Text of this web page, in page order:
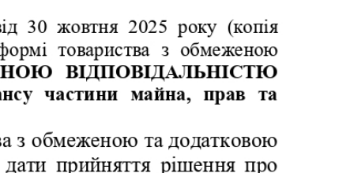
GERINGHOFF
ПЕРЕГЛЯНУТИ
178+ моделей
ЗАПИТ НА